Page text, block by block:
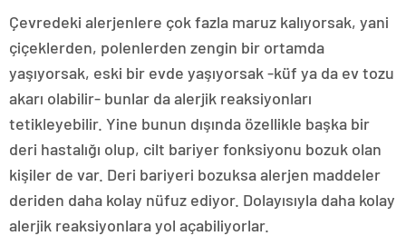
Çevredeki alerjenlere çok fazla maruz kalıyorsak, yani
çiçeklerden, polenlerden zengin bir ortamda
yaşıyorsak, eski bir evde yaşıyorsak -küf ya da ev tozu
akarı olabilir- bunlar da alerjik reaksiyonları
tetikleyebilir. Yine bunun dışında özellikle başka bir
deri hastalığı olup, cilt bariyer fonksiyonu bozuk olan
kişiler de var. Deri bariyeri bozuksa alerjen maddeler
deriden daha kolay nüfuz ediyor. Dolayısıyla daha kolay
alerjik reaksiyonlara yol açabiliyorlar.